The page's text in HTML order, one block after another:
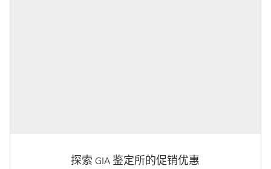
探索 GIA 鉴定所的促销优惠